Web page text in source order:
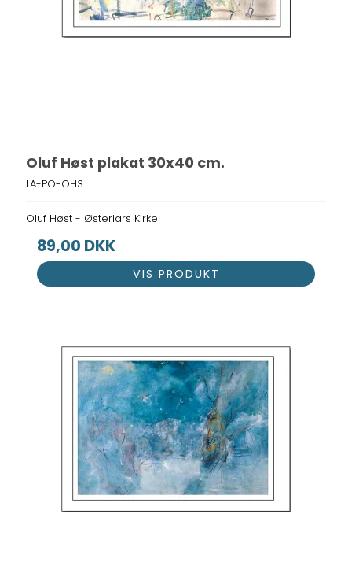
Oluf Høst plakat 30x40 cm.
LA-PO-OH3
Oluf Høst - Østerlars Kirke
89,00 DKK
VIS PRODUKT